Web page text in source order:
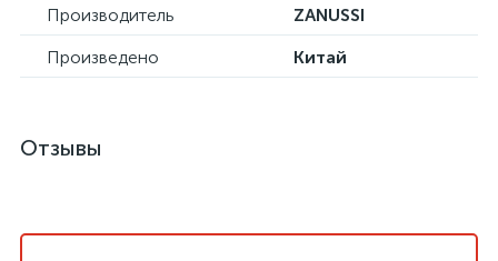
Производитель
ZANUSSI
Произведено
Китай
Отзывы